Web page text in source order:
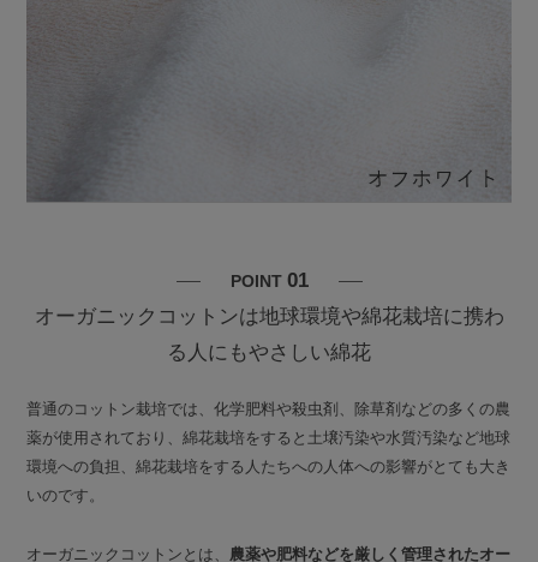
POINT 01
オーガニックコットンは地球環境や綿花栽培に携わ
る人にもやさしい綿花
普通のコットン栽培では、化学肥料や殺虫剤、除草剤などの多くの農
薬が使用されており、綿花栽培をすると土壌汚染や水質汚染など地球
環境への負担、綿花栽培をする人たちへの人体への影響がとても大き
いのです。
オーガニックコットンとは、 農薬や肥料などを厳しく管理されたオー